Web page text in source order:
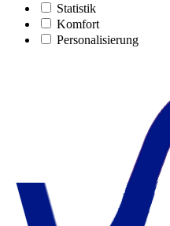
Statistik
Komfort
Personalisierung